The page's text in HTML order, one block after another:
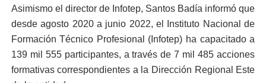
Asimismo el director de Infotep, Santos Badía informó que
desde agosto 2020 a junio 2022, el Instituto Nacional de
Formación Técnico Profesional (Infotep) ha capacitado a
139 mil 555 participantes, a través de 7 mil 485 acciones
formativas correspondientes a la Dirección Regional Este